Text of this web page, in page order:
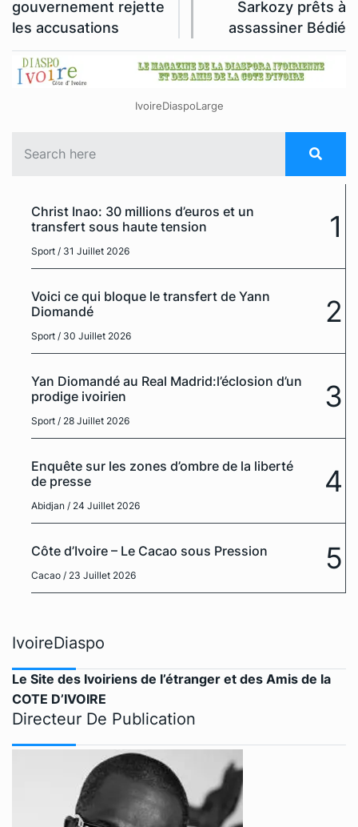
gouvernement rejette
les accusations
Sarkozy prêts à
assassiner Bédié
IvoireDiaspoLarge
Christ Inao: 30 millions d’euros et un
transfert sous haute tension
Sport / 31 Juillet 2026
1
Voici ce qui bloque le transfert de Yann
Diomandé
Sport / 30 Juillet 2026
2
Yan Diomandé au Real Madrid:l’éclosion d’un
prodige ivoirien
Sport / 28 Juillet 2026
3
Enquête sur les zones d’ombre de la liberté
de presse
Abidjan / 24 Juillet 2026
4
Côte d’Ivoire – Le Cacao sous Pression
Cacao / 23 Juillet 2026 5
IvoireDiaspo
Le Site des Ivoiriens de l’étranger et des Amis de la
COTE D’IVOIRE
Directeur De Publication